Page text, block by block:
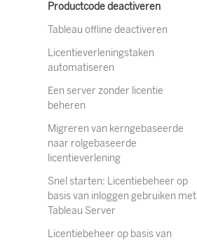
Productcode deactiveren
Tableau offline deactiveren
Licentieverleningstaken
automatiseren
Een server zonder licentie
beheren
Migreren van kerngebaseerde
naar rolgebaseerde
licentieverlening
Snel starten: Licentiebeheer op
basis van inloggen gebruiken met
Tableau Server
Licentiebeheer op basis van